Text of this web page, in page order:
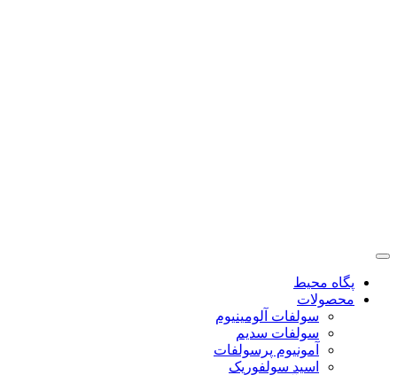
پگاه محیط
محصولات
سولفات آلومینیوم
سولفات سدیم
آمونیوم پرسولفات
اسید سولفوریک